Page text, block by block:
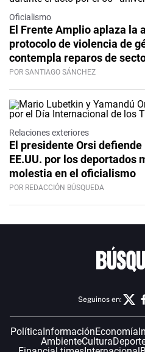
Oficialismo
El Frente Amplio aplaza la
protocolo de violencia de
contempla reparos de
POR SANTIAGO SÁNCHEZ
Relaciones exteriores
El presidente Orsi
EE.UU. por los deportados
molestia en el oficialismo
POR REDACCIÓN BÚSQUEDA
Seguinos en:
PolíticaInformaciónEconomía
AmbienteCultura